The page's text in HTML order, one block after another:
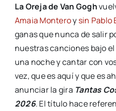
La Oreja de Van Gogh
Amaia Monteroy sin Pablo
ganas que nunca de salir
nuestras canciones bajo
una noche y cantar con
vez, que es aquí y que es
anunciar la gira Tantas
2026. El título hace